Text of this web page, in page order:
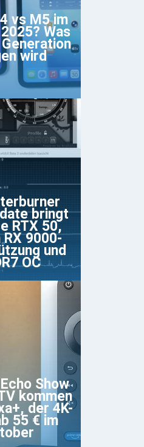
vs M5 im
Was
wird
bringt
RTX 50,
RX 9000-
und
OC
Show
kommen
der 4K-
55 € im